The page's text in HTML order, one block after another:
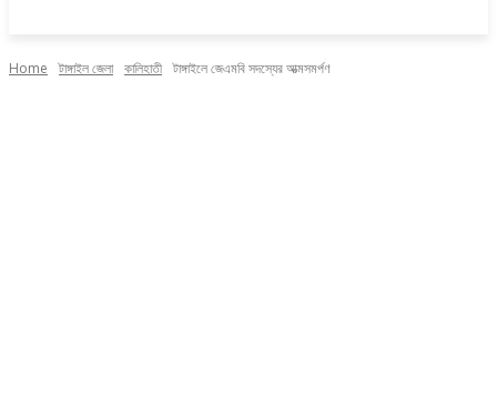
Home টাঙ্গাইল জেলা কালিহাতী টাঙ্গাইলে জেএমবি সদস্যের আত্মসমর্পণ